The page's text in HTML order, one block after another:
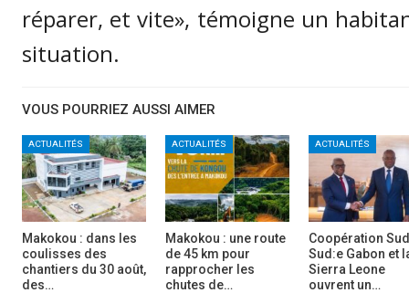
réparer, et vite», témoigne un
situation.
VOUS POURRIEZ AUSSI AIMER
ACTUALITÉS
Makokou : dans les
coulisses des
chantiers du 30 août,
des…
ACTUALITÉS
Makokou : une route
de 45 km pour
rapprocher les
chutes de…
ACTUALITÉS
Coopération
Sud:e Gabon et
Sierra Leone
ouvrent un…